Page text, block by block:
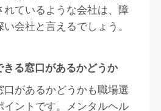
れているような会社は、障
会社と言えるでしょう。
きる窓口があるかどうか
口があるかどうかも職場選
イントです。メンタルヘル